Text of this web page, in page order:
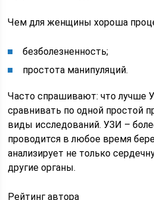
Чем для женщины хороша
безболезненность;
простота манипуляций.
Часто спрашивают: что лучше
сравнивать по одной простой
виды исследований. УЗИ –
проводится в любое время
анализирует не только
другие органы.
Рейтинг автора